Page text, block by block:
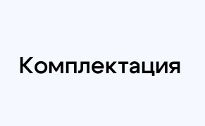
Cendence - 1 шт
Монтажный ключ для